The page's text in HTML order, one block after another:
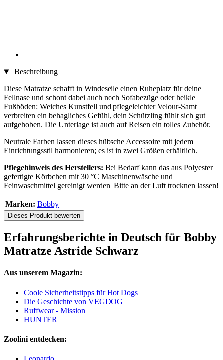
Beschreibung
Diese Matratze schafft in Windeseile einen Ruheplatz für deine
Fellnase und schont dabei auch noch Sofabezüge oder heikle
Fußböden: Weiches Kunstfell und pflegeleichter Velour-Samt
verbreiten ein behagliches Gefühl, dein Schützling fühlt sich gut
aufgehoben. Die Unterlage ist auch auf Reisen ein tolles Zubehör.
Neutrale Farben lassen dieses hübsche Accessoire mit jedem
Einrichtungsstil harmonieren; es ist in zwei Größen erhältlich.
Pflegehinweis des Herstellers: Bei Bedarf kann das aus Polyester
gefertigte Körbchen mit 30 °C Maschinenwäsche und
Feinwaschmittel gereinigt werden. Bitte an der Luft trocknen lassen!
Marken: Bobby
Dieses Produkt bewerten
Erfahrungsberichte in Deutsch für Bobby
Matratze Astride Schwarz
Aus unserem Magazin:
Coole Sicherheitstipps für Hot Dogs
Die Geschichte von VEGDOG
Ruffwear - Mission
HUNTER
Zoolini entdecken: